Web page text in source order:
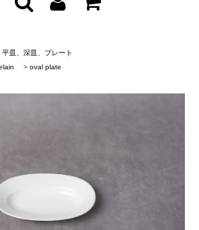
平皿、深皿、プレート
> oval plate